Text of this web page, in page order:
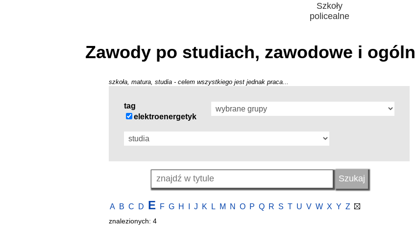
Szkoły
policealne
Zawody po studiach, zawodowe i
szkoła, matura, studia - celem wszystkiego jest jednak praca...
tag
elektroenergetyk
A B C D E F G H J K L M N O P Q R S T U V W X Y Z
znalezionych: 4